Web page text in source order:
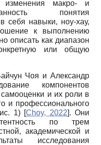
макро- и
понятия
себя навыки, ноу-хау,
к выполнению
описать как диапазон
или общую
Чоя и Александр
компонентов
и их роли в
и профессионального
1) [Choy, 2022]. Они
по трем
академической и
исследования